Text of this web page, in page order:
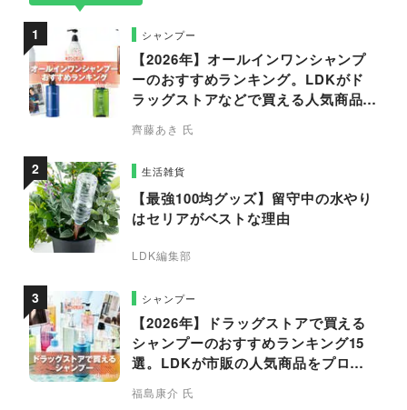
シャンプー
【2026年】オールインワンシャンプ
ーのおすすめランキング。LDKがド
ラッグストアなどで買える人気商品を
齊藤あき 氏
生活雑貨
【最強100均グッズ】留守中の水やり
はセリアがベストな理由
LDK編集部
シャンプー
【2026年】ドラッグストアで買える
シャンプーのおすすめランキング15
選。LDKが市販の人気商品をプロと
福島康介 氏